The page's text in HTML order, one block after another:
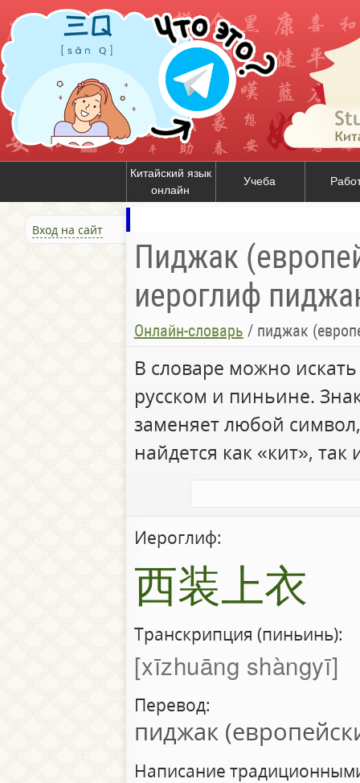
Китайский язык
онлайн
Учеба
Вход на сайт
Пиджак
иероглиф
Онлайн-словарь / пиджак
В словаре можно
русском и пиньине.
заменяет любой
найдется как «кит», так
Иероглиф:
西装上衣
Транскрипция (пиньинь):
xīzhuāng shàngyī
Перевод:
пиджак
Написание